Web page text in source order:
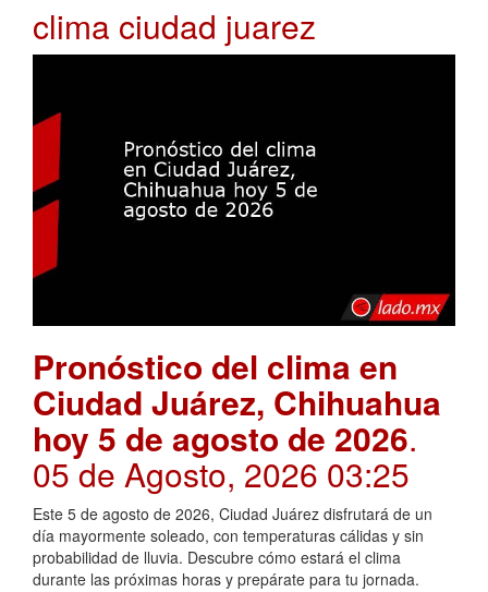
clima ciudad juarez
Pronóstico del clima en
Ciudad Juárez, Chihuahua
hoy 5 de agosto de 2026.
05 de Agosto, 2026 03:25
Este 5 de agosto de 2026, Ciudad Juárez disfrutará de un
día mayormente soleado, con temperaturas cálidas y sin
probabilidad de lluvia. Descubre cómo estará el clima
durante las próximas horas y prepárate para tu jornada.